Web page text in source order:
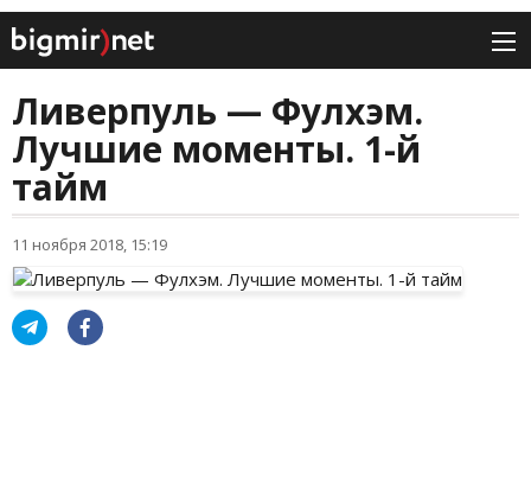
Ливерпуль — Фулхэм.
Лучшие моменты. 1-й
тайм
11 ноября 2018, 15:19